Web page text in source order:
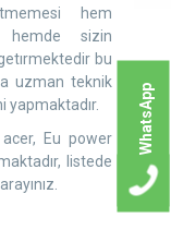
hem
hemde sizin
getırmektedir bu
uzman teknik
yapmaktadır.
Eu power
listede
WhatsApp